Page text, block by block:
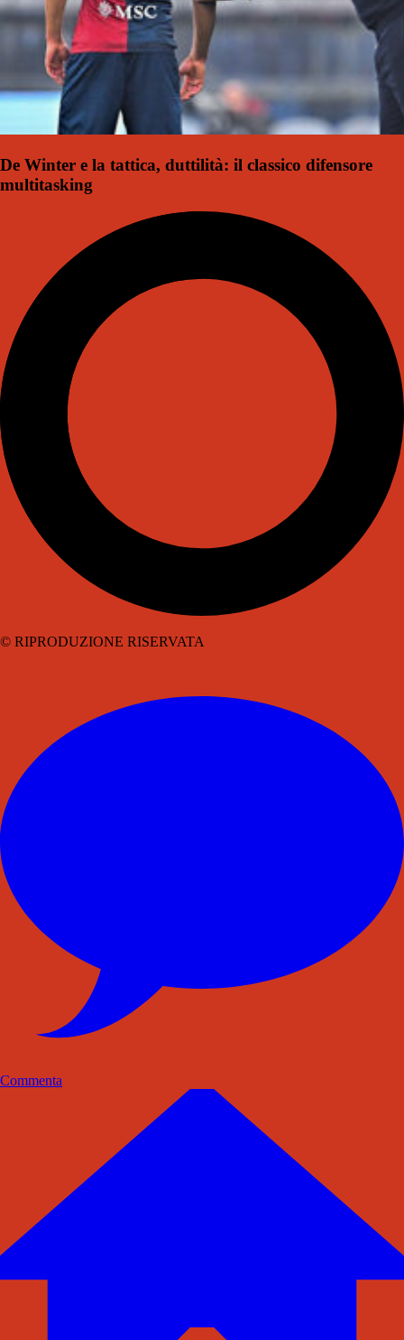
De Winter e la tattica, duttilità: il classico difensore
multitasking
© RIPRODUZIONE RISERVATA
Commenta